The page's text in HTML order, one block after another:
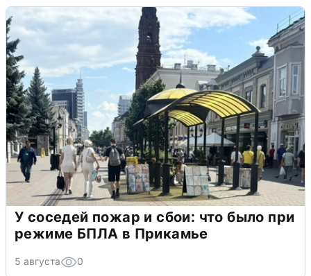
У соседей пожар и сбои: что было при
режиме БПЛА в Прикамье
5 августа 0